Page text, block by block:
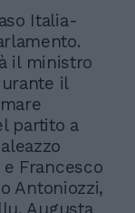
Italia-
il ministro
il
partito a
Francesco
Antoniozzi,